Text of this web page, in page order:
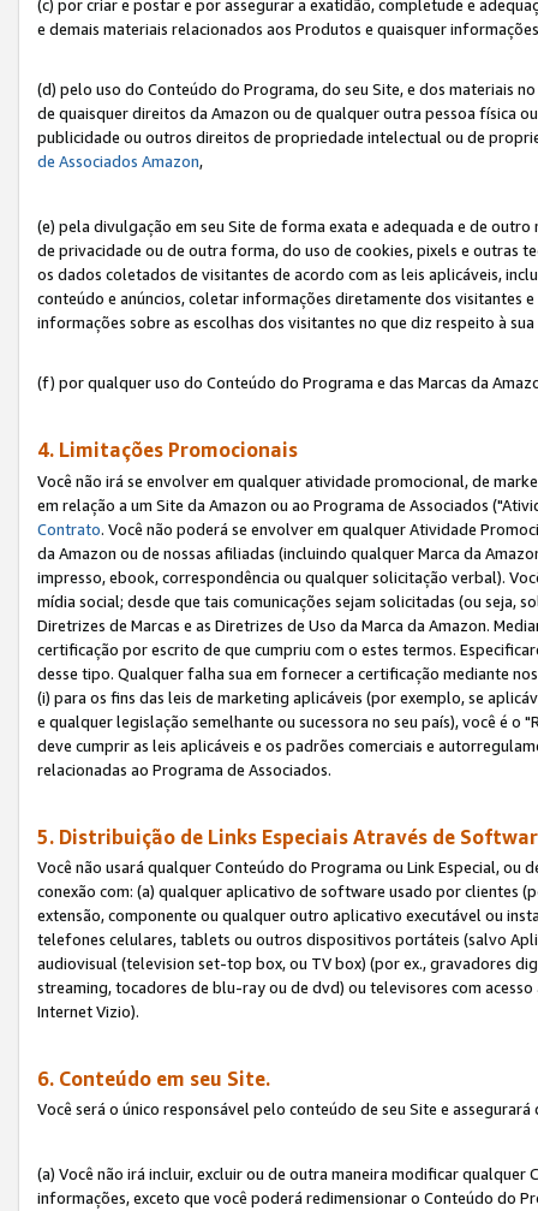
(c) por criar e postar e por assegurar a exatidão, completude e
e demais materiais relacionados aos Produtos e quaisquer
(d) pelo uso do Conteúdo do Programa, do seu Site, e dos materiais
de quaisquer direitos da Amazon ou de qualquer outra pessoa física
publicidade ou outros direitos de propriedade intelectual ou de
de Associados Amazon,
(e) pela divulgação em seu Site de forma exata e adequada e de
de privacidade ou de outra forma, do uso de cookies, pixels e outras
os dados coletados de visitantes de acordo com as leis aplicáveis,
conteúdo e anúncios, coletar informações diretamente dos visitantes
informações sobre as escolhas dos visitantes no que diz respeito à
(f) por qualquer uso do Conteúdo do Programa e das Marcas da
4. Limitações Promocionais
Você não irá se envolver em qualquer atividade promocional, de
em relação a um Site da Amazon ou ao Programa de Associados
Contrato. Você não poderá se envolver em qualquer Atividade
da Amazon ou de nossas afiliadas (incluindo qualquer Marca da
impresso, ebook, correspondência ou qualquer solicitação verbal).
mídia social; desde que tais comunicações sejam solicitadas (ou seja,
Diretrizes de Marcas e as Diretrizes de Uso da Marca da Amazon.
certificação por escrito de que cumpriu com o estes termos.
desse tipo. Qualquer falha sua em fornecer a certificação mediante
(i) para os fins das leis de marketing aplicáveis (por exemplo, se
e qualquer legislação semelhante ou sucessora no seu país), você é o
deve cumprir as leis aplicáveis e os padrões comerciais e
relacionadas ao Programa de Associados.
5. Distribuição de Links Especiais Através de
Você não usará qualquer Conteúdo do Programa ou Link Especial,
conexão com: (a) qualquer aplicativo de software usado por clientes
extensão, componente ou qualquer outro aplicativo executável ou
telefones celulares, tablets ou outros dispositivos portáteis (salvo
audiovisual (television set-top box, ou TV box) (por ex., gravadores
streaming, tocadores de blu-ray ou de dvd) ou televisores com
Internet Vizio).
6. Conteúdo em seu Site.
Você será o único responsável pelo conteúdo de seu Site e assegurará
(a) Você não irá incluir, excluir ou de outra maneira modificar
informações, exceto que você poderá redimensionar o Conteúdo do